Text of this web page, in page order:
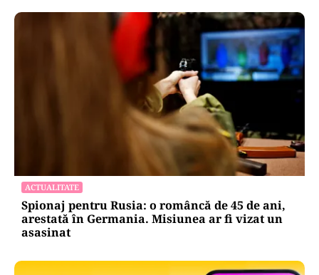
ACTUALITATE
Spionaj pentru Rusia: o româncă de 45 de ani,
arestată în Germania. Misiunea ar fi vizat un
asasinat